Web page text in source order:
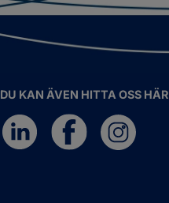
DU KAN ÄVEN HITTA OSS HÄR